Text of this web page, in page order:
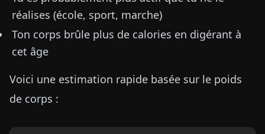
réalises (école, sport, marche)
Ton corps brûle plus de calories en digérant à
cet âge
Voici une estimation rapide basée sur le poids
de corps :